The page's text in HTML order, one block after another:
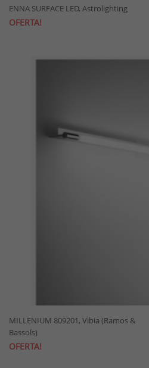
ENNA SURFACE LED, Astrolighting
OFERTA!
MILLENIUM 809201, Vibia (Ramos &
Bassols)
OFERTA!